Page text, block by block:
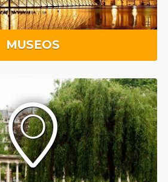
MUSEOS